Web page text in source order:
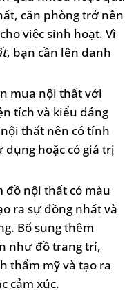
căn phòng trở nên
việc sinh hoạt. Vì
, bạn cần lên danh
mua nội thất với
tích và kiểu dáng
thất nên có tính
dụng hoặc có giá trị
đồ nội thất có màu
ra sự đồng nhất và
Bổ sung thêm
như đồ trang trí,
thẩm mỹ và tạo ra
cảm xúc.